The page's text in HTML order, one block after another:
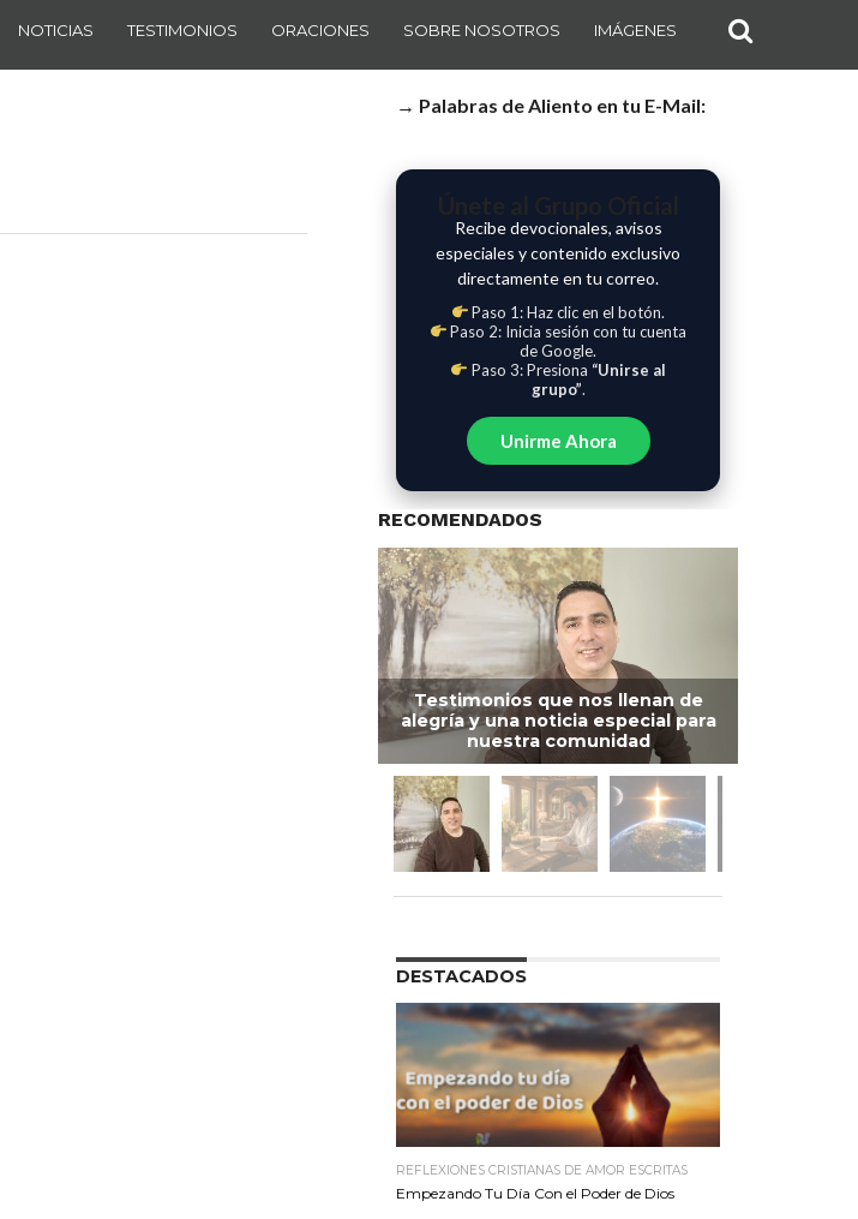
NOTICIAS TESTIMONIOS ORACIONES SOBRE NOSOTROS IMÁGENES
→ Palabras de Aliento en tu E-Mail:
Recibe devocionales, avisos
especiales y contenido exclusivo
directamente en tu correo.
Paso 1: Haz clic en el botón.
Paso 2: Inicia sesión con tu cuenta
de Google.
Paso 3: Presiona “Unirse al
grupo”.
Unirme Ahora
RECOMENDADOS
Testimonios que nos llenan de
alegría y una noticia especial para
nuestra comunidad
DESTACADOS
REFLEXIONES CRISTIANAS DE AMOR ESCRITAS
Empezando Tu Día Con el Poder de Dios